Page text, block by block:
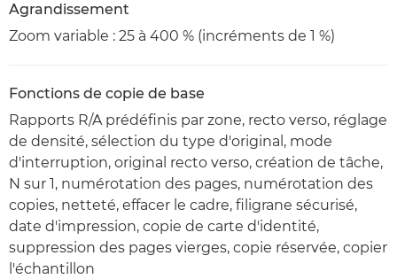
Agrandissement
Zoom variable : 25 à 400 % (incréments de 1 %)
Fonctions de copie de base
Rapports R/A prédéfinis par zone, recto verso, réglage
de densité, sélection du type d'original, mode
d'interruption, original recto verso, création de tâche,
N sur 1, numérotation des pages, numérotation des
copies, netteté, effacer le cadre, filigrane sécurisé,
date d'impression, copie de carte d'identité,
suppression des pages vierges, copie réservée, copier
l'échantillon